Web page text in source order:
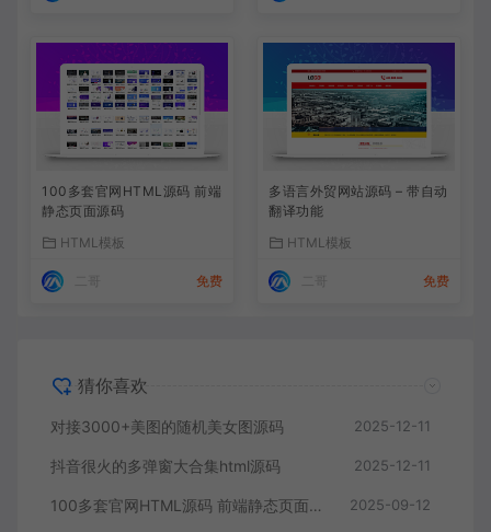
100多套官网HTML源码 前端
静态页面源码
HTML模板
免费
多语言外贸网站源码 – 带自动
翻译功能
HTML模板
免费
猜你喜欢
对接3000+美图的随机美女图源码 2025-12-11
抖音很火的多弹窗大合集html源码 2025-12-11
100多套官网HTML源码 前端静态页面源码 2025-09-12